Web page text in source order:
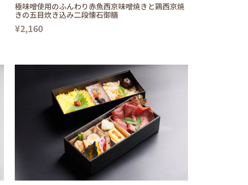
極味噌使用のふんわり赤魚西京味噌焼きと鶏西京焼
きの五目炊き込み二段懐石御膳
¥2,160